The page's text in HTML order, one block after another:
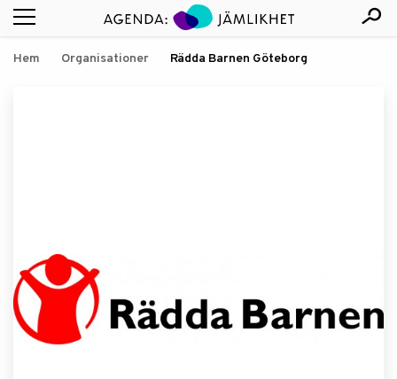
Hem Organisationer Rädda Barnen Göteborg